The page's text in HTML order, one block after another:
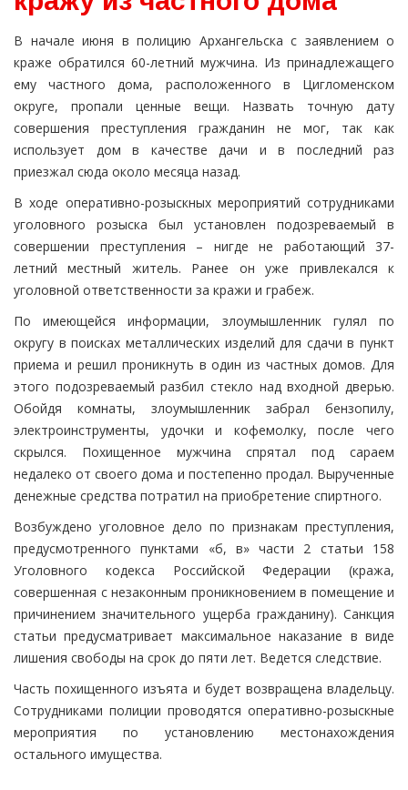
В начале июня в полицию Архангельска с заявлением о
краже обратился 60-летний мужчина. Из принадлежащего
ему частного дома, расположенного в Цигломенском
округе, пропали ценные вещи. Назвать точную дату
совершения преступления гражданин не мог, так как
использует дом в качестве дачи и в последний раз
приезжал сюда около месяца назад.
В ходе оперативно-розыскных мероприятий сотрудниками
уголовного розыска был установлен подозреваемый в
совершении преступления – нигде не работающий 37-
летний местный житель. Ранее он уже привлекался к
уголовной ответственности за кражи и грабеж.
По имеющейся информации, злоумышленник гулял по
округу в поисках металлических изделий для сдачи в пункт
приема и решил проникнуть в один из частных домов. Для
этого подозреваемый разбил стекло над входной дверью.
Обойдя комнаты, злоумышленник забрал бензопилу,
электроинструменты, удочки и кофемолку, после чего
скрылся. Похищенное мужчина спрятал под сараем
недалеко от своего дома и постепенно продал. Вырученные
денежные средства потратил на приобретение спиртного.
Возбуждено уголовное дело по признакам преступления,
предусмотренного пунктами «б, в» части 2 статьи 158
Уголовного кодекса Российской Федерации (кража,
совершенная с незаконным проникновением в помещение и
причинением значительного ущерба гражданину). Санкция
статьи предусматривает максимальное наказание в виде
лишения свободы на срок до пяти лет. Ведется следствие.
Часть похищенного изъята и будет возвращена владельцу.
Сотрудниками полиции проводятся оперативно-розыскные
мероприятия по установлению местонахождения
остального имущества.